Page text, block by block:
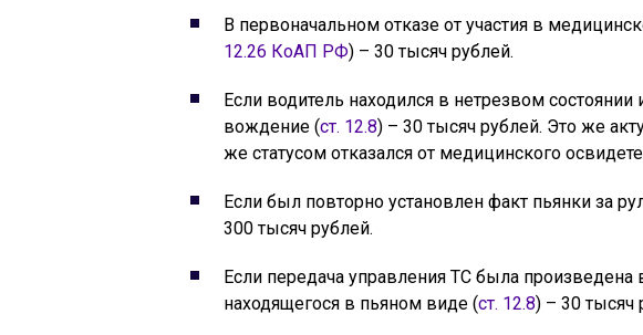
В первоначальном отказе от участия в
12.26 КоАП РФ) – 30 тысяч рублей.
Если водитель находился в нетрезвом
вождение (ст. 12.8) – 30 тысяч рублей. Это же
же статусом отказался от медицинского
Если был повторно установлен факт пьянки за
300 тысяч рублей.
Если передача управления ТС была
находящегося в пьяном виде (ст. 12.8) – 30 тысяч